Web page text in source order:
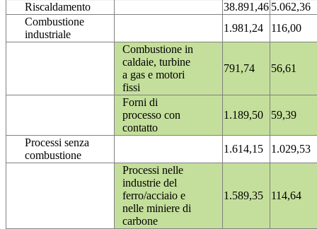
Riscaldamento 38.891,46 5.062,36
Combustione
industriale
1.981,24
116,00
Combustione in
caldaie, turbine
a gas e motori
fissi
791,74 56,61
Forni di
processo con
contatto
1.189,50 59,39
Processi senza
combustione
1.614,15
1.029,53
Processi nelle
industrie del
ferro/acciaio e
nelle miniere di
carbone
1.589,35 114,64